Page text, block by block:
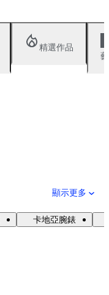
精選作品
顯示更多
卡地亞腕錶